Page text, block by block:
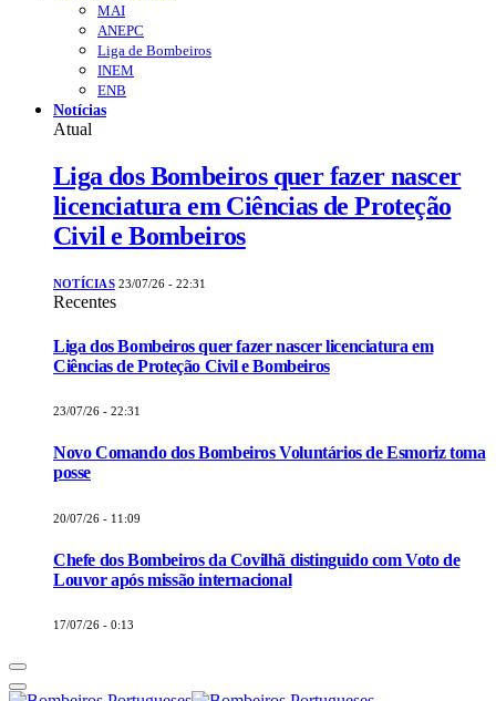
MAI
ANEPC
Liga de Bombeiros
INEM
ENB
Notícias
Atual
Liga dos Bombeiros quer fazer nascer
licenciatura em Ciências de Proteção
Civil e Bombeiros
NOTÍCIAS 23/07/26 - 22:31
Recentes
Liga dos Bombeiros quer fazer nascer licenciatura em
Ciências de Proteção Civil e Bombeiros
23/07/26 - 22:31
Novo Comando dos Bombeiros Voluntários de Esmoriz toma
posse
20/07/26 - 11:09
Chefe dos Bombeiros da Covilhã distinguido com Voto de
Louvor após missão internacional
17/07/26 - 0:13